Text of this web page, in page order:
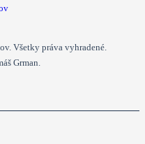
Všetky práva vyhradené.
Grman.